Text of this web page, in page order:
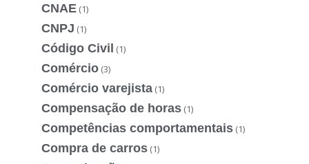
CNAE (1)
CNPJ (1)
Código Civil (1)
Comércio (3)
Comércio varejista (1)
Compensação de horas (1)
Competências comportamentais (1)
Compra de carros (1)